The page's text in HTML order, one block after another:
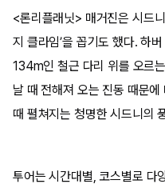
<론리플래닛> 매거진은 시드
지 클라임’을 꼽기도 했다. 하
134m인 철근 다리 위를 오르
날 때 전해져 오는 진동 때문
때 펼쳐지는 청명한 시드니의
투어는 시간대별, 코스별로 다